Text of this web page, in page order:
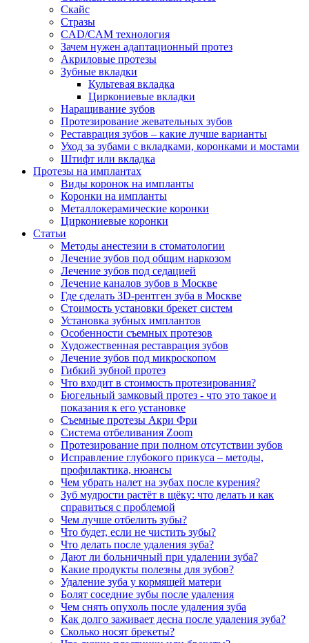
Скайс
Стразы
CAD/CAM технология
Зачем нужен адаптационный протез
Акриловые протезы
Зубные вкладки
Культевая вкладка
Циркониевые вкладки
Наращивание зубов
Протезирование жевательных зубов
Реставрация зубов – какие лучше варианты
Уход за зубами с вкладками, коронками и мостами
Штифт или вкладка
Протезы на имплантах
Виды коронок на импланты
Коронки на импланты
Металлокерамические коронки
Циркониевые коронки
Статьи
Методы анестезии в стоматологии
Лечение зубов под общим наркозом
Лечение зубов под седацией
Лечение каналов зубов в Москве
Где сделать 3D-рентген зуба в Москве
Стоимость установки брекет систем
Установка зубных имплантов
Особенности съемных протезов
Художественная реставрация зубов
Лечение зубов под микроскопом
Гибкий зубной протез
Что входит в стоимость протезирования?
Бюгельный замковый протез - что это такое и
показания к его установке
Съемные протезы Акри Фри
Система отбеливания Zoom
Протезирование при полном отсутствии зубов
Исправление глубокого прикуса – методы,
профилактика, нюансы
Чем убрать налет на зубах после курения?
Зуб мудрости растёт в щёку: что делать и как
справиться с проблемой
Чем лучше отбелить зубы?
Что будет, если не чистить зубы?
Что делать после удаления зуба?
Дают ли больничный при удалении зуба?
Какие продукты полезны для зубов?
Удаление зуба у кормящей матери
Болят соседние зубы после удаления
Чем снять опухоль после удаления зуба
Как долго заживает десна после удаления зуба?
Сколько носят брекеты?